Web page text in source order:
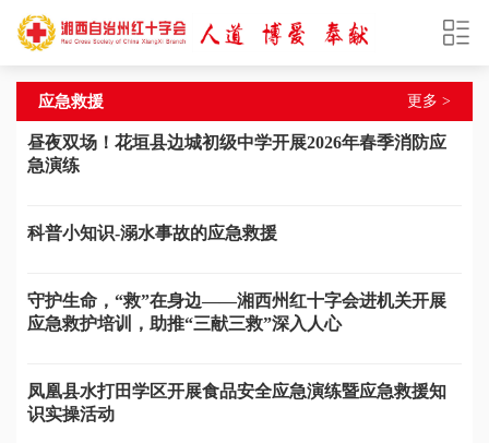
应急救援 更多 >
昼夜双场！花垣县边城初级中学开展2026年春季消防应
急演练
科普小知识-溺水事故的应急救援
守护生命，“救”在身边——湘西州红十字会进机关开展
应急救护培训，助推“三献三救”深入人心
凤凰县水打田学区开展食品安全应急演练暨应急救援知
识实操活动